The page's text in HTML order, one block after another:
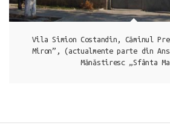
Vila Simion Costandin, Căminul
Miron”, (actualmente parte din
Mănăstiresc „Sfânta